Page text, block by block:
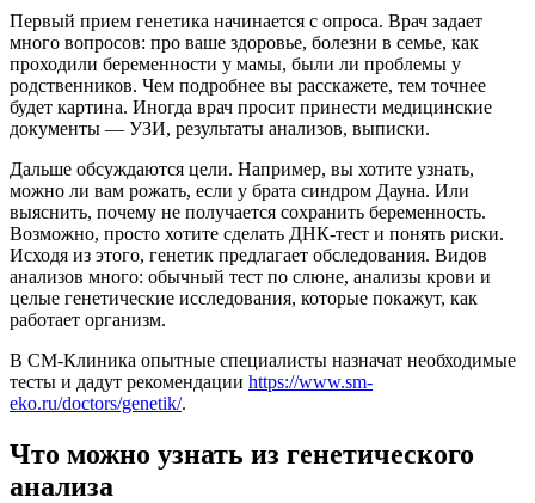
Первый прием генетика начинается с опроса. Врач задает
много вопросов: про ваше здоровье, болезни в семье, как
проходили беременности у мамы, были ли проблемы у
родственников. Чем подробнее вы расскажете, тем точнее
будет картина. Иногда врач просит принести медицинские
документы — УЗИ, результаты анализов, выписки.
Дальше обсуждаются цели. Например, вы хотите узнать,
можно ли вам рожать, если у брата синдром Дауна. Или
выяснить, почему не получается сохранить беременность.
Возможно, просто хотите сделать ДНК-тест и понять риски.
Исходя из этого, генетик предлагает обследования. Видов
анализов много: обычный тест по слюне, анализы крови и
целые генетические исследования, которые покажут, как
работает организм.
В СМ-Клиника опытные специалисты назначат необходимые
тесты и дадут рекомендации https://www.sm-
eko.ru/doctors/genetik/.
Что можно узнать из генетического
анализа